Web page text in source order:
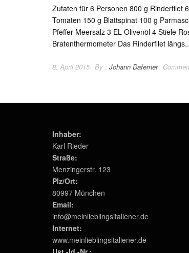
Zutaten für 6 Personen 800 g Rinderfilet
Tomaten 150 g Blattspinat 100 g
Pfeffer Meersalz 3 EL Olivenöl 4 Stiele
Bratenthermometer Das Rinderfilet
8. April 2015 By : Johann Daferner
Inhaber:
Karl Rieder
Straße:
Menzingerstr. 123
Plz/Ort:
80997 München
Email:
info@meinlieblingsitaliener.de
Internet:
www.meinlieblingsitaliener.de